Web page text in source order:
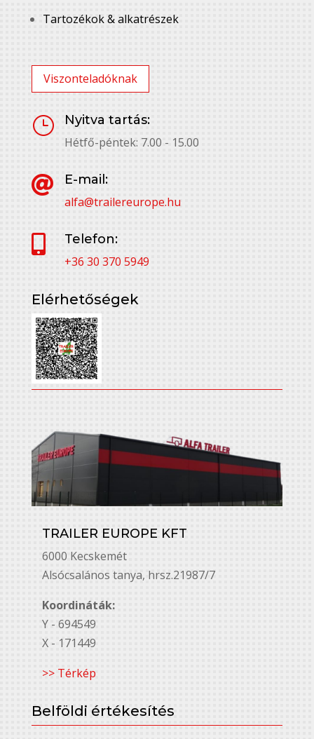
Tartozékok & alkatrészek
Viszonteladóknak
}
Nyitva tartás:
Hétfő-péntek: 7.00 - 15.00

E-mail:
alfa@trailereurope.hu

Telefon:
+36 30 370 5949
Elérhetőségek
TRAILER EUROPE KFT
6000 Kecskemét
Alsó￳csalános tanya, hrsz.21987/7
Koordináták:
Y - 694549
X - 171449
>> Térkép
Belföldi értékesítés